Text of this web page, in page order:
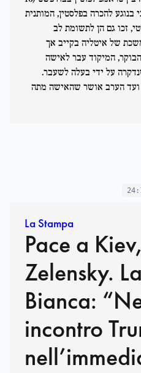
להכרה בפלסטין, המותנית
זכו גם הן לתשומת לב
של איטליה בקייב אך
המיקוד עבר לאישה
על ידי בעלה לשעבר.
ועד הערב אושר שהאישה מתה
La Stampa
Pace a
Zelensky.
Bianca:
incontro